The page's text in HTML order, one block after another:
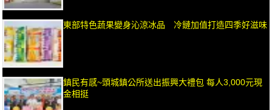
東部特色蔬果變身沁涼冰品 冷鏈加值打造四季好滋味
鎮民有感~頭城鎮公所送出振興大禮包 每人3,000元現
金相挺